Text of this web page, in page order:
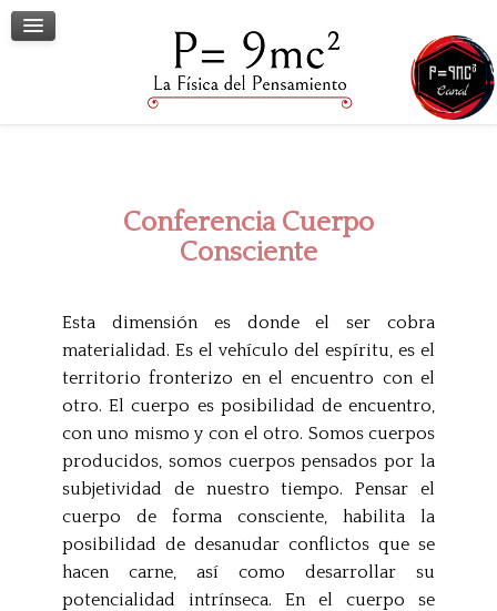
Terapia Individual
Conferencia Cuerpo
Consciente
Esta dimensión es donde el ser cobra
materialidad. Es el vehículo del espíritu, es el
territorio fronterizo en el encuentro con el
otro. El cuerpo es posibilidad de encuentro,
con uno mismo y con el otro. Somos cuerpos
producidos, somos cuerpos pensados por la
subjetividad de nuestro tiempo. Pensar el
cuerpo de forma consciente, habilita la
posibilidad de desanudar conflictos que se
hacen carne, así como desarrollar su
potencialidad intrínseca. En el cuerpo se